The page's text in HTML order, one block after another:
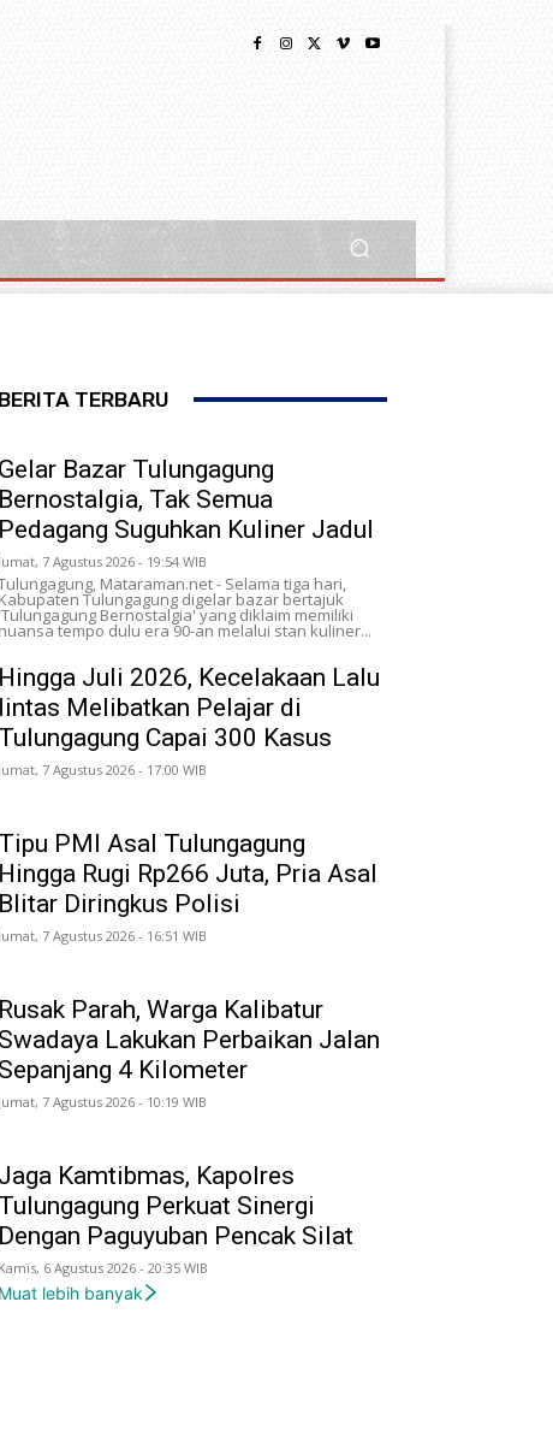
BERITA TERBARU
Gelar Bazar Tulungagung
Bernostalgia, Tak Semua
Pedagang Suguhkan Kuliner Jadul
Jumat, 7 Agustus 2026 - 19:54 WIB
Mataraman.net - Selama tiga hari,
Kabupaten Tulungagung digelar bazar bertajuk
'Tulungagung Bernostalgia' yang diklaim memiliki
nuansa tempo dulu era 90-an melalui stan kuliner...
Hingga Juli 2026, Kecelakaan Lalu
lintas Melibatkan Pelajar di
Tulungagung Capai 300 Kasus
Jumat, 7 Agustus 2026 - 17:00 WIB
Tipu PMI Asal Tulungagung
Hingga Rugi Rp266 Juta, Pria Asal
Blitar Diringkus Polisi
Jumat, 7 Agustus 2026 - 16:51 WIB
Rusak Parah, Warga Kalibatur
Swadaya Lakukan Perbaikan Jalan
Sepanjang 4 Kilometer
Jumat, 7 Agustus 2026 - 10:19 WIB
Jaga Kamtibmas, Kapolres
Tulungagung Perkuat Sinergi
Dengan Paguyuban Pencak Silat
Kamis, 6 Agustus 2026 - 20:35 WIB
Muat lebih banyak